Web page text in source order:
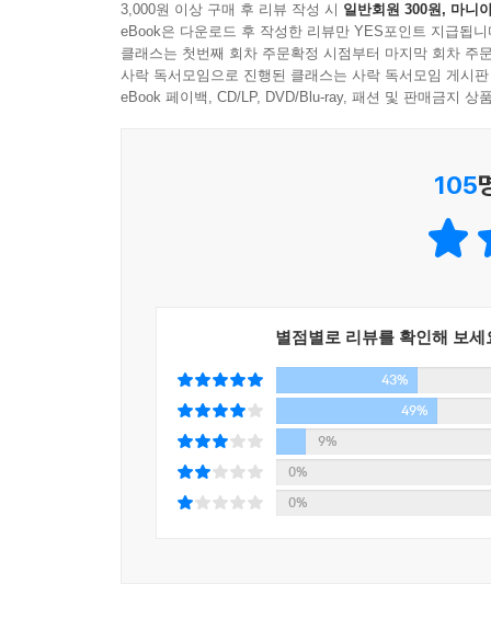
독거노인들이 있다. 삼 년 전 용산에서는 무고한
믿기 어렵게도 사라진 줄 알았던 물대포가 시민들
3,000원 이상 구매 후 리뷰 작성 시 일반회원 300원, 마니
eBook은 다운로드 후 작성한 리뷰만 YES포인트 지급됩니
클래스는 첫번째 회차 주문확정 시점부터 마지막 회차 주
사락 독서모임으로 진행된 클래스는 사락 독서모임 게시
eBook 페이백, CD/LP, DVD/Blu-ray, 패션 및 판매금지 상
105
별점별로 리뷰를 확인해 보세
43%
49%
9%
0%
0%